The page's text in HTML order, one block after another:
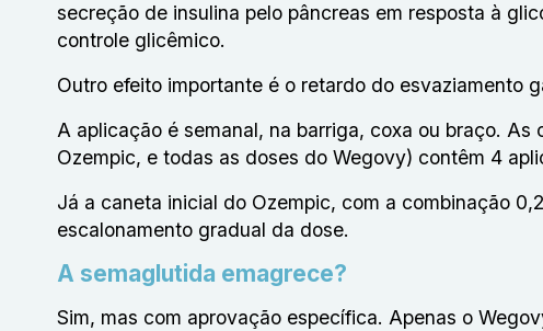
secreção de insulina pelo pâncreas em resposta à
controle glicêmico.
Outro efeito importante é o retardo do esvaziamento
A aplicação é semanal, na barriga, coxa ou braço.
Ozempic, e todas as doses do Wegovy) contêm 4
Já a caneta inicial do Ozempic, com a combinação
escalonamento gradual da dose.
A semaglutida emagrece?
Sim, mas com aprovação específica. Apenas o